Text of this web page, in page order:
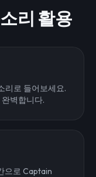
리 활용
리로 들어보세요.
벽합니다.
으로 Captain